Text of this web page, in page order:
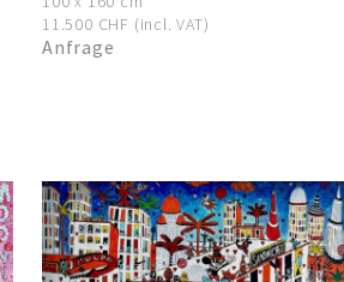
11.500 CHF (incl. VAT)
Anfrage